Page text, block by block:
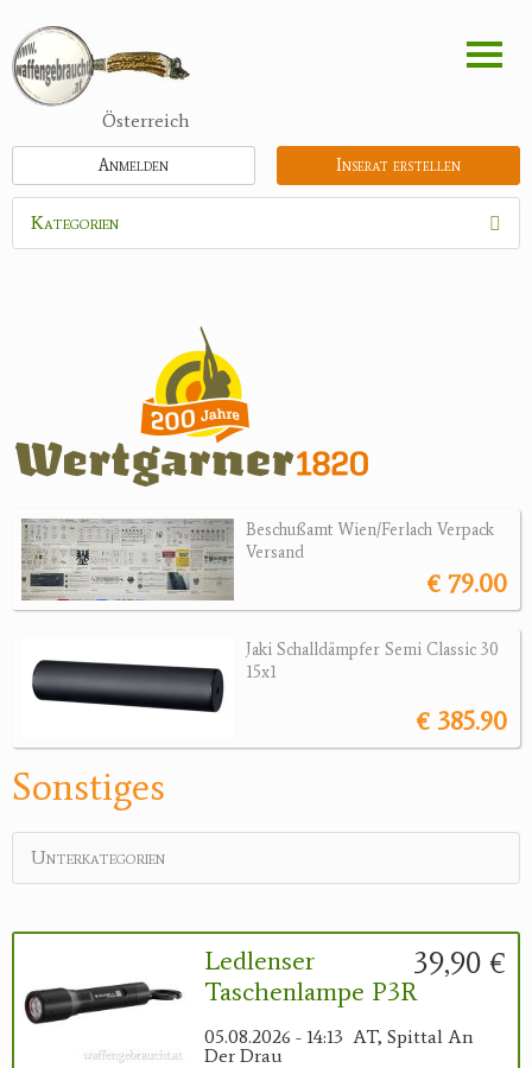
zum
Inhalt
Österreich
Inserat erstellen
Anmelden
Kategorien
Zielfernrohre
Nachtsichtgeräte
Wärmebildgeräte
Sonstiges
Zubehör
Jagdangebote
Jagdreviere
Reviereinrichtungen
Beschußamt Wien/Ferlach Verpack
Versand
€ 79.00
Jaki Schalldämpfer Semi Classic 30
15x1
€ 385.90
Sonstiges
Unterkategorien
39,90 €
Ledlenser
Taschenlampe P3R
05.08.2026 - 14:13 AT, Spittal An
Der Drau